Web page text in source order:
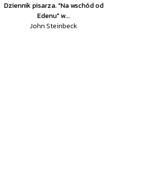
Dziennik pisarza. "Na wschód od
Edenu" w...
John Steinbeck